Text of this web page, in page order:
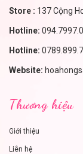
Store : 137 Cộng
Hotline:
Hotline:
Website:
Thương hiệu
Giới thiệu
Liên hệ